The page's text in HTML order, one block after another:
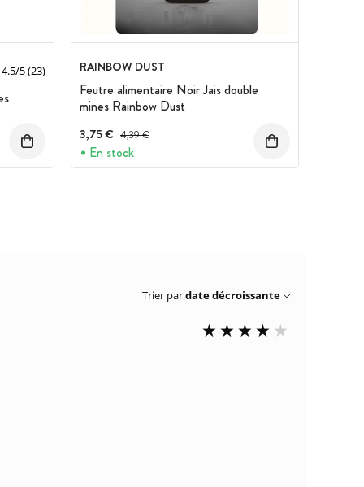
4.5/5(23) RAINBOW DUST
Feutre alimentaire Noir Jais double
mines Rainbow Dust
3,75 € Prix avant réduction :
4,39 €
En stock
Trier pardate décroissante